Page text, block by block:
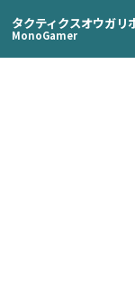
タクティクスオウガリ
MonoGamer